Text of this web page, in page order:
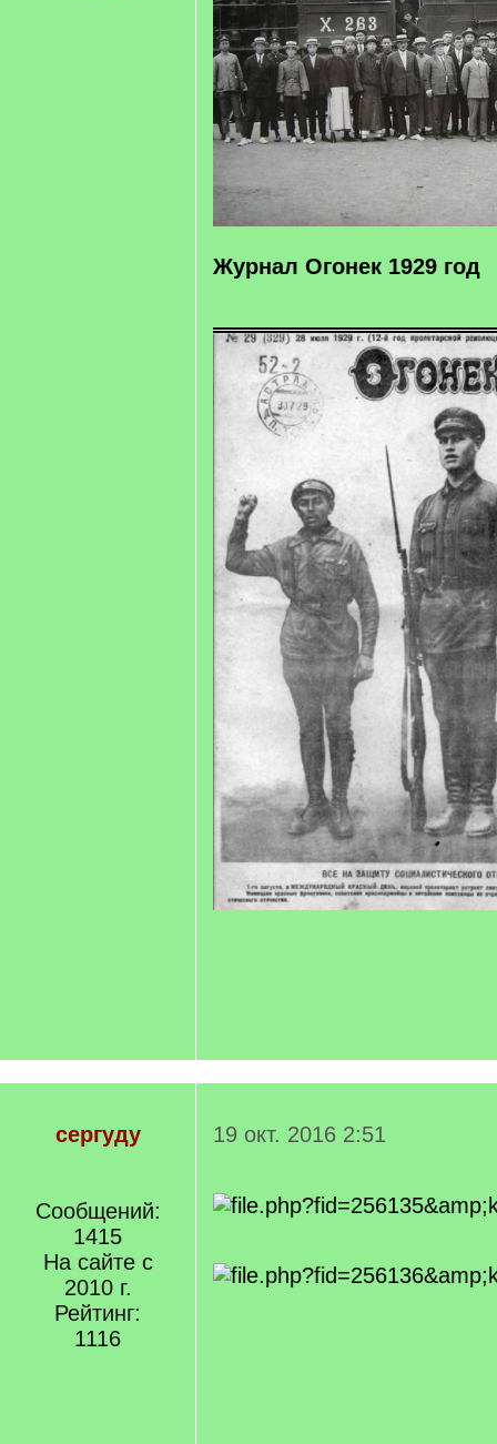
Журнал Огонек 1929 год
сергуду
Сообщений:
1415
На сайте с
2010 г.
Рейтинг:
1116
19 окт. 2016 2:51